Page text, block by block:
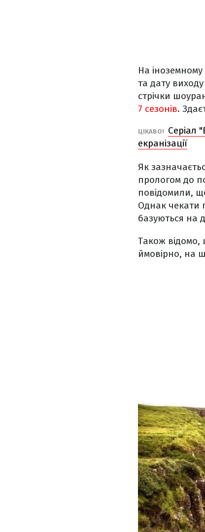
На
та дату
стрічки
7 сезонів.
ЦІКАВО!
Серіал
екранізації
Як
прологом до
повідомили,
Однак чекати
базуються на
Також відомо,
ймовірно, на